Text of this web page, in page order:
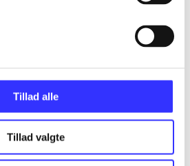
Tillad alle
Tillad valgte